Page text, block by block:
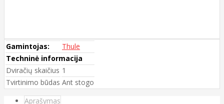
Gamintojas:
Thule
Techninė informacija
Dviračių skaičius 1
Tvirtinimo būdas Ant stogo
Aprašymas